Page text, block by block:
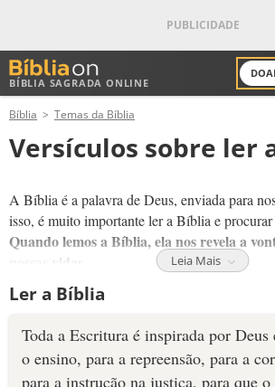
BÍBLIA SAGRADA ONLINE
ANTIGO TESTAMENTO
VERSÍCULOS
VERSÍCULO DO DIA
PALAVRA DO DIA
SALMO DO DIA
Bíblia Temas da Bíblia
Versículos sobre ler
A Bíblia é a palavra de Deus, enviada para
isso, é muito importante ler a Bíblia e
Quando lemos a Bíblia, ela nos revela a
nossas vidas.
A Bíblia também nos mostra a verdade e ajuda
preparado para viver a vida abundante que
Leia a Bíblia e aprenda mais de Deus!
Leia Mais
Ler a Bíblia
Toda a Escritura é inspirada por
o ensino, para a repreensão, para a
para a instrução na justiça, para que